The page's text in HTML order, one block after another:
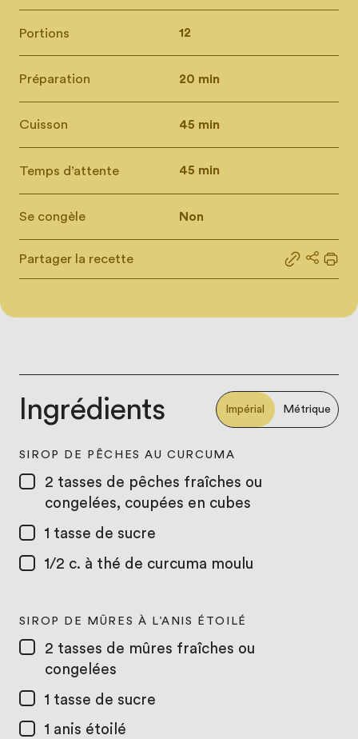
Portions 12
Préparation 20 min
Cuisson 45 min
Temps d’attente 45 min
Se congèle Non
Partager la recette
Partager
Ingrédients Impérial Métrique
SIROP DE PÊCHES AU CURCUMA
2 tasses de pêches fraîches ou
congelées, coupées en cubes
1 tasse de sucre
1/2 c. à thé de curcuma moulu
SIROP DE MÛRES À L’ANIS ÉTOILÉ
2 tasses de mûres fraîches ou
congelées
1 tasse de sucre
1 anis étoilé